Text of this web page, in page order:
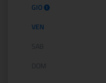
GIO
VEN
SAB
DOM